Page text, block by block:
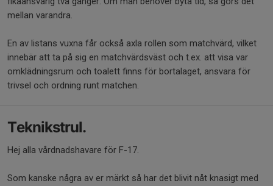
mellan varandra.
En av listans vuxna får också axla rollen som matchvärd, vilket
innebär att ta på sig en matchvärdsväst och t.ex. att visa var
omklädningsrum och toalett finns för bortalaget, ansvara för
trivsel och ordning runt matchen.
Teknikstrul.
Hej alla vårdnadshavare för F-17.
Som kanske några av er märkt så har det blivit nåt knasigt med